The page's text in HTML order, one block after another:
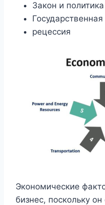
Закон и политика
рецессия
Экономические
бизнес, поскольку